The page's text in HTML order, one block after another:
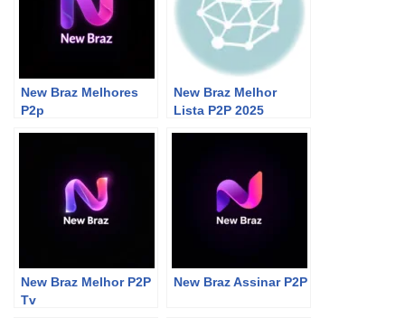
New Braz Melhores
P2p
New Braz Melhor
Lista P2P 2025
New Braz Melhor P2P
Tv
New Braz Assinar P2P